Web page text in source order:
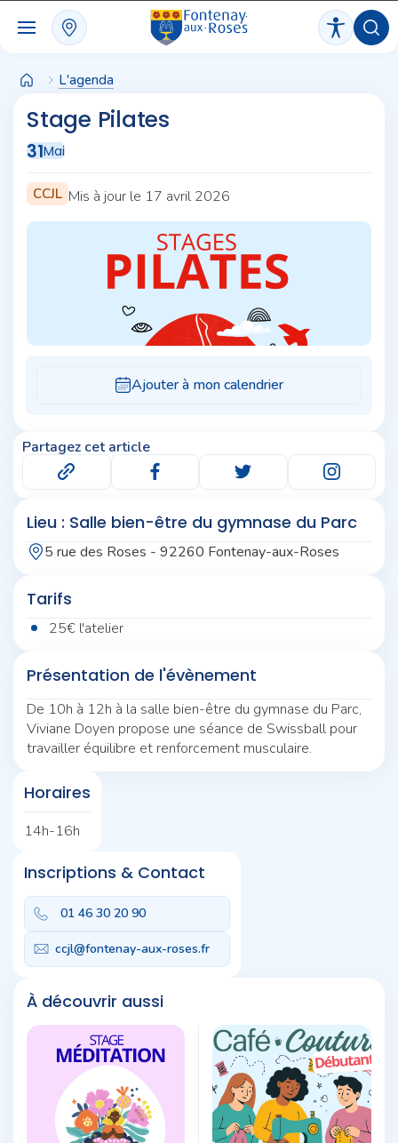
L'agenda
Stage Pilates
31Mai
CCJL Mis à jour le 17 avril 2026
Partagez cet article
Lieu : Salle bien-être du gymnase du Parc
5 rue des Roses - 92260 Fontenay-aux-Roses
Tarifs
25€ l'atelier
Présentation de l'évènement
De 10h à 12h à la salle bien-être du gymnase du Parc,
Viviane Doyen propose une séance de Swissball pour
travailler équilibre et renforcement musculaire.
Horaires
14h-16h
Inscriptions & Contact
01 46 30 20 90
ccjl@fontenay-aux-roses.fr
À découvrir aussi
Panneau de gestion des cookies